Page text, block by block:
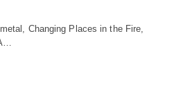
Changing Places in the Fire,